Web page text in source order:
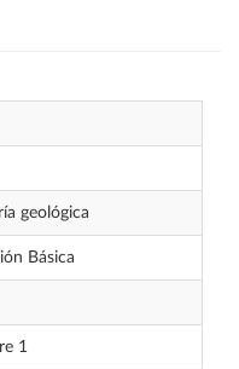
geológica
Básica
1